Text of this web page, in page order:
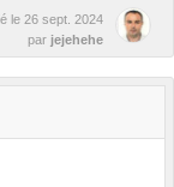
le 26 sept. 2024
par jejehehe